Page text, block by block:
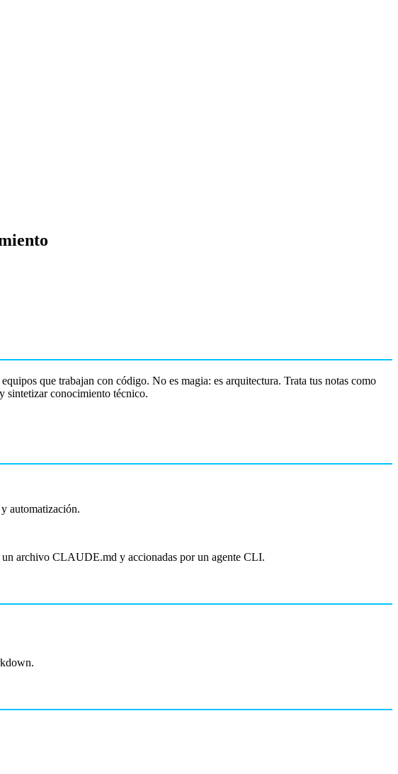
que trabajan con código. No es magia: es arquitectura. Trata tus notas como
sintetizar conocimiento técnico.
automatización.
archivo CLAUDE.md y accionadas por un agente CLI.